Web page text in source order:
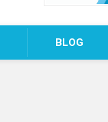
BLOG